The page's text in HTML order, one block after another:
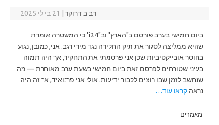
רביב דרוקר 21 ביולי 2025
ביום חמישי בערב פורסם ב"הארץ" וב"i24" כי המשטרה אומרת
שהיא ממליצה לסגור את תיק החקירה נגד מירי רגב. אני, כמובן, נגוע
בחוסר אובייקטיביות שכן אני פרסמתי את התחקיר, אך היה תמוה
בעיני שטורחים לפרסם זאת ביום חמישי בשעת ערב מאוחרת — מה
שנחשב לזמן שבו רוצים לקבור ידיעות. אולי אני פרנואיד, אך זה היה
נראה קראו עוד…
מאמרים